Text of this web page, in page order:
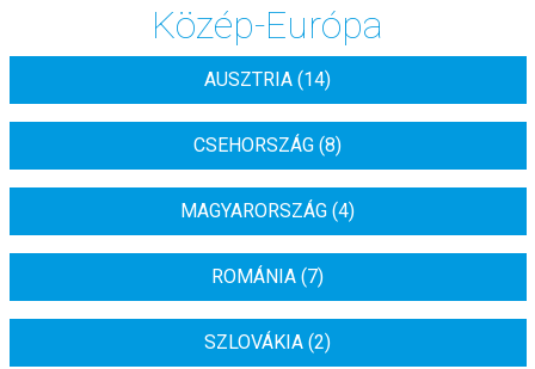
Közép-Európa
AUSZTRIA (14)
CSEHORSZÁG (8)
MAGYARORSZÁG (4)
ROMÁNIA (7)
SZLOVÁKIA (2)